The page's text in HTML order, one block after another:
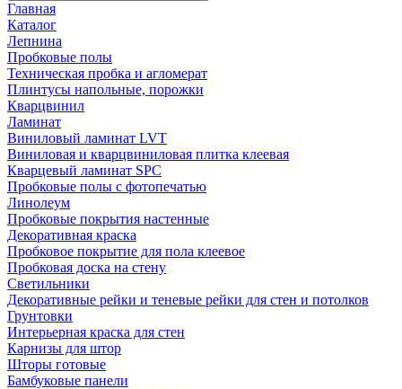
Главная
Каталог
Лепнина
Пробковые полы
Техническая пробка и агломерат
Плинтусы напольные, порожки
Кварцвинил
Ламинат
Виниловый ламинат LVT
Виниловая и кварцвиниловая плитка клеевая
Кварцевый ламинат SPC
Пробковые полы с фотопечатью
Линолеум
Пробковые покрытия настенные
Декоративная краска
Пробковое покрытие для пола клеевое
Пробковая доска на стену
Светильники
Декоративные рейки и теневые рейки для стен и потолков
Грунтовки
Интерьерная краска для стен
Карнизы для штор
Шторы готовые
Бамбуковые панели